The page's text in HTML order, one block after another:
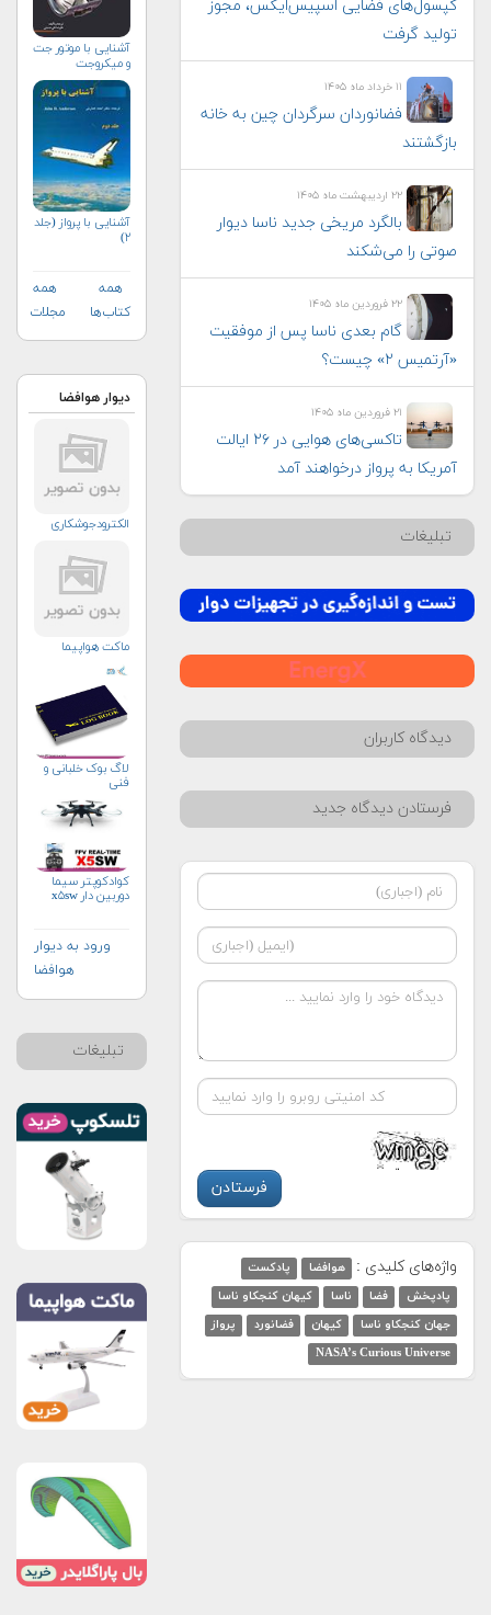
کپسول‌های فضایی اسپیس‌ایکس، مجوز
تولید گرفت
۱۱ خرداد ماه ۱۴۰۵
فضانوردان سرگردان چین به خانه
بازگشتند
۲۲ اردیبهشت ماه ۱۴۰۵
بالگرد مریخی جدید ناسا دیوار
صوتی را می‌شکند
۲۲ فروردین ماه ۱۴۰۵
گام بعدی ناسا پس از موفقیت
«آرتمیس ۲» چیست؟
۲۱ فروردین ماه ۱۴۰۵
تاکسی‌های هوایی در ۲۶ ایالت
آمریکا به پرواز درخواهند آمد
تبلیغات
دیدگاه کاربران
فرستادن دیدگاه جدید
واژه‌های کلیدی : هوافضا
پادکست
پادپخش
فضا ناسا
کیهان کنجکاو ناسا
جهان کنجکاو ناسا
کیهان فضانورد
پرواز
NASA’s Curious Universe
آشنایی با موتور جت
و میکروجت
آشنایی با پرواز (جلد
۲)
همه
کتاب‌ها
همه
مجلات
دیوار هوافضا
الکترودجوشکاری
ماکت هواپیما
لاگ بوک خلبانی و
فنی
کوادکوپتر سیما
دوربین دار x۵sw
ورود به دیوار
هوافضا
تبلیغات